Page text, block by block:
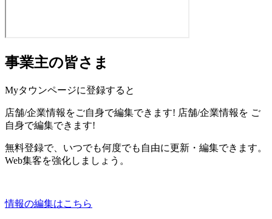
事業主の皆さま
Myタウンページに登録すると
店舗/企業情報をご自身で編集できます! 店舗/企業情報を ご
自身で編集できます!
無料登録で、いつでも何度でも自由に更新・編集できます。
Web集客を強化しましょう。
情報の編集はこちら